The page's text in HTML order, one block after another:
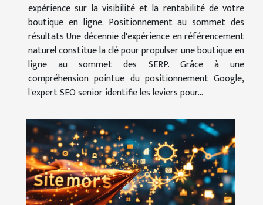
expérience sur la visibilité et la rentabilité de votre
boutique en ligne. Positionnement au sommet des
résultats Une décennie d'expérience en référencement
naturel constitue la clé pour propulser une boutique en
ligne au sommet des SERP. Grâce à une
compréhension pointue du positionnement Google,
l'expert SEO senior identifie les leviers pour...